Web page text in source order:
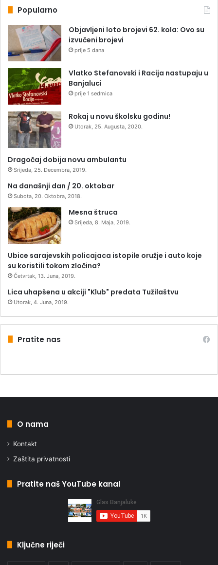
Popularno
Objavljeni loto brojevi 62. kola: Ovo su
izvučeni brojevi
prije 5 dana
Vlatko Stefanovski i Racija nastupaju u
Banjaluci
prije 1 sedmica
Rokaj u novu školsku godinu!
Utorak, 25. Augusta, 2020.
Dragočaj dobija novu ambulantu
Srijeda, 25. Decembra, 2019.
Na današnji dan / 20. oktobar
Subota, 20. Oktobra, 2018.
Mesna štruca
Srijeda, 8. Maja, 2019.
Ubice sarajevskih policajaca istopile oružje i auto koje
su koristili tokom zločina?
Četvrtak, 13. Juna, 2019.
Lica uhapšena u akciji "Klub" predata Tužilaštvu
Utorak, 4. Juna, 2019.
Pratite nas
O nama
Kontakt
Zaštita privatnosti
Pratite naš YouTube kanal
Ključne riječi